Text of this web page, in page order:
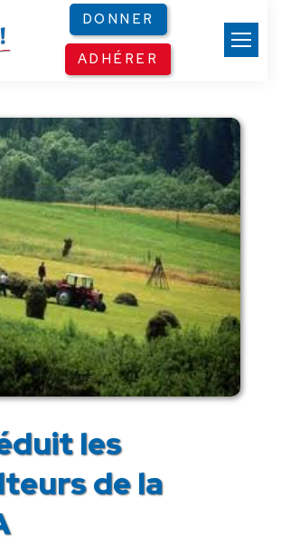
DONNER
ADHÉRER
les
de la
des cookies